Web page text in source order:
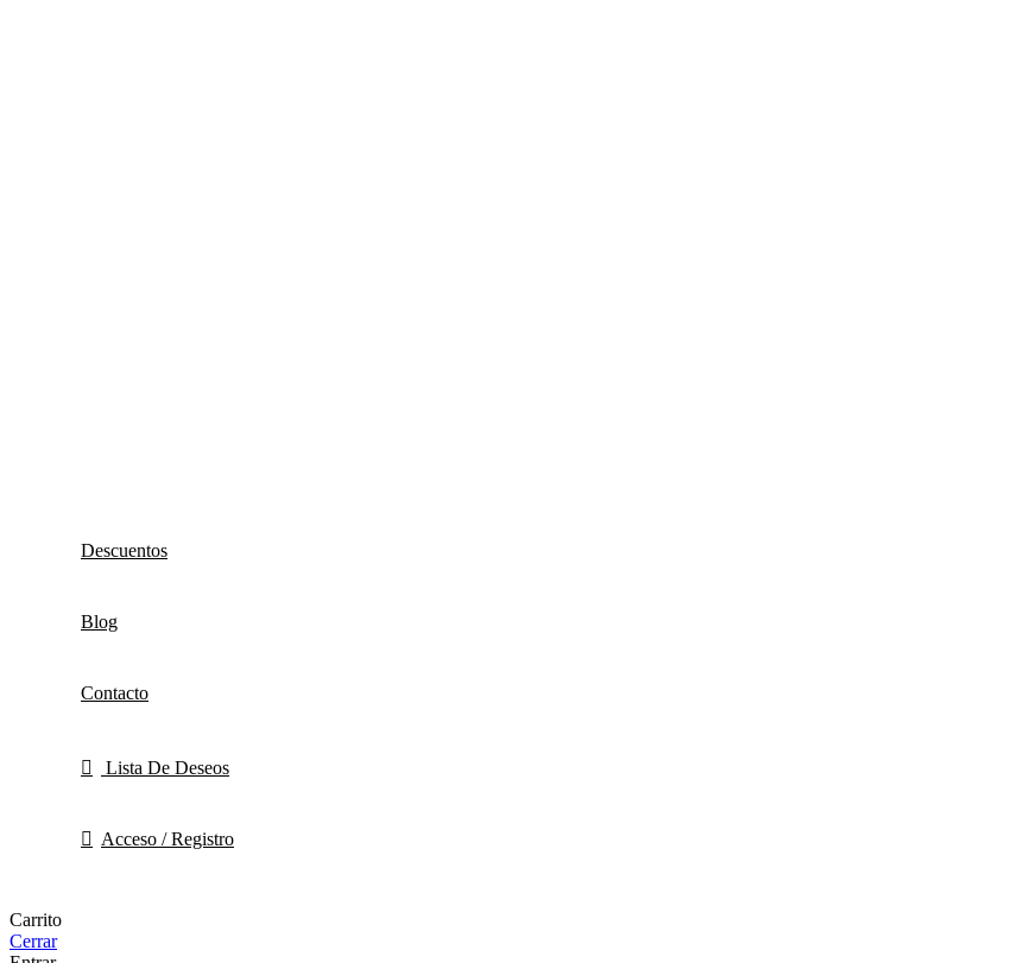
Descuentos
Blog
Contacto
Lista De Deseos
Acceso / Registro
Carrito
Cerrar